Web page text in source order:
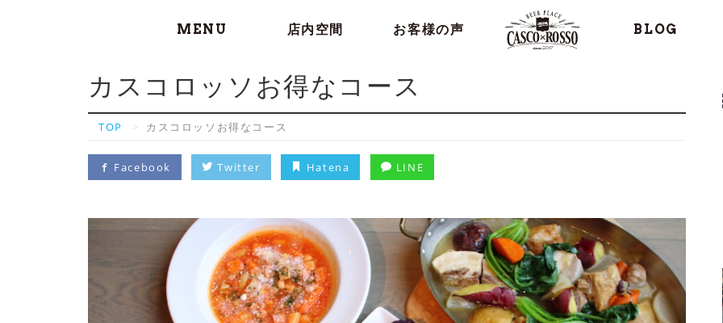
MENU 店内空間 お客様の声 BLOG
カスコロッソお得なコース
TOP カスコロッソお得なコース
Facebook Twitter Hatena LINE